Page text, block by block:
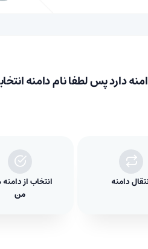
دارد پس لطفا نام دامنه
دامنه
انتخاب از
من